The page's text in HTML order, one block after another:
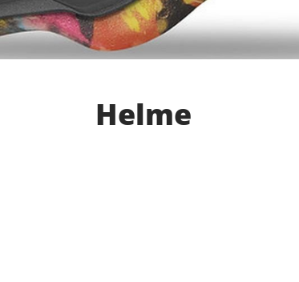
Helme